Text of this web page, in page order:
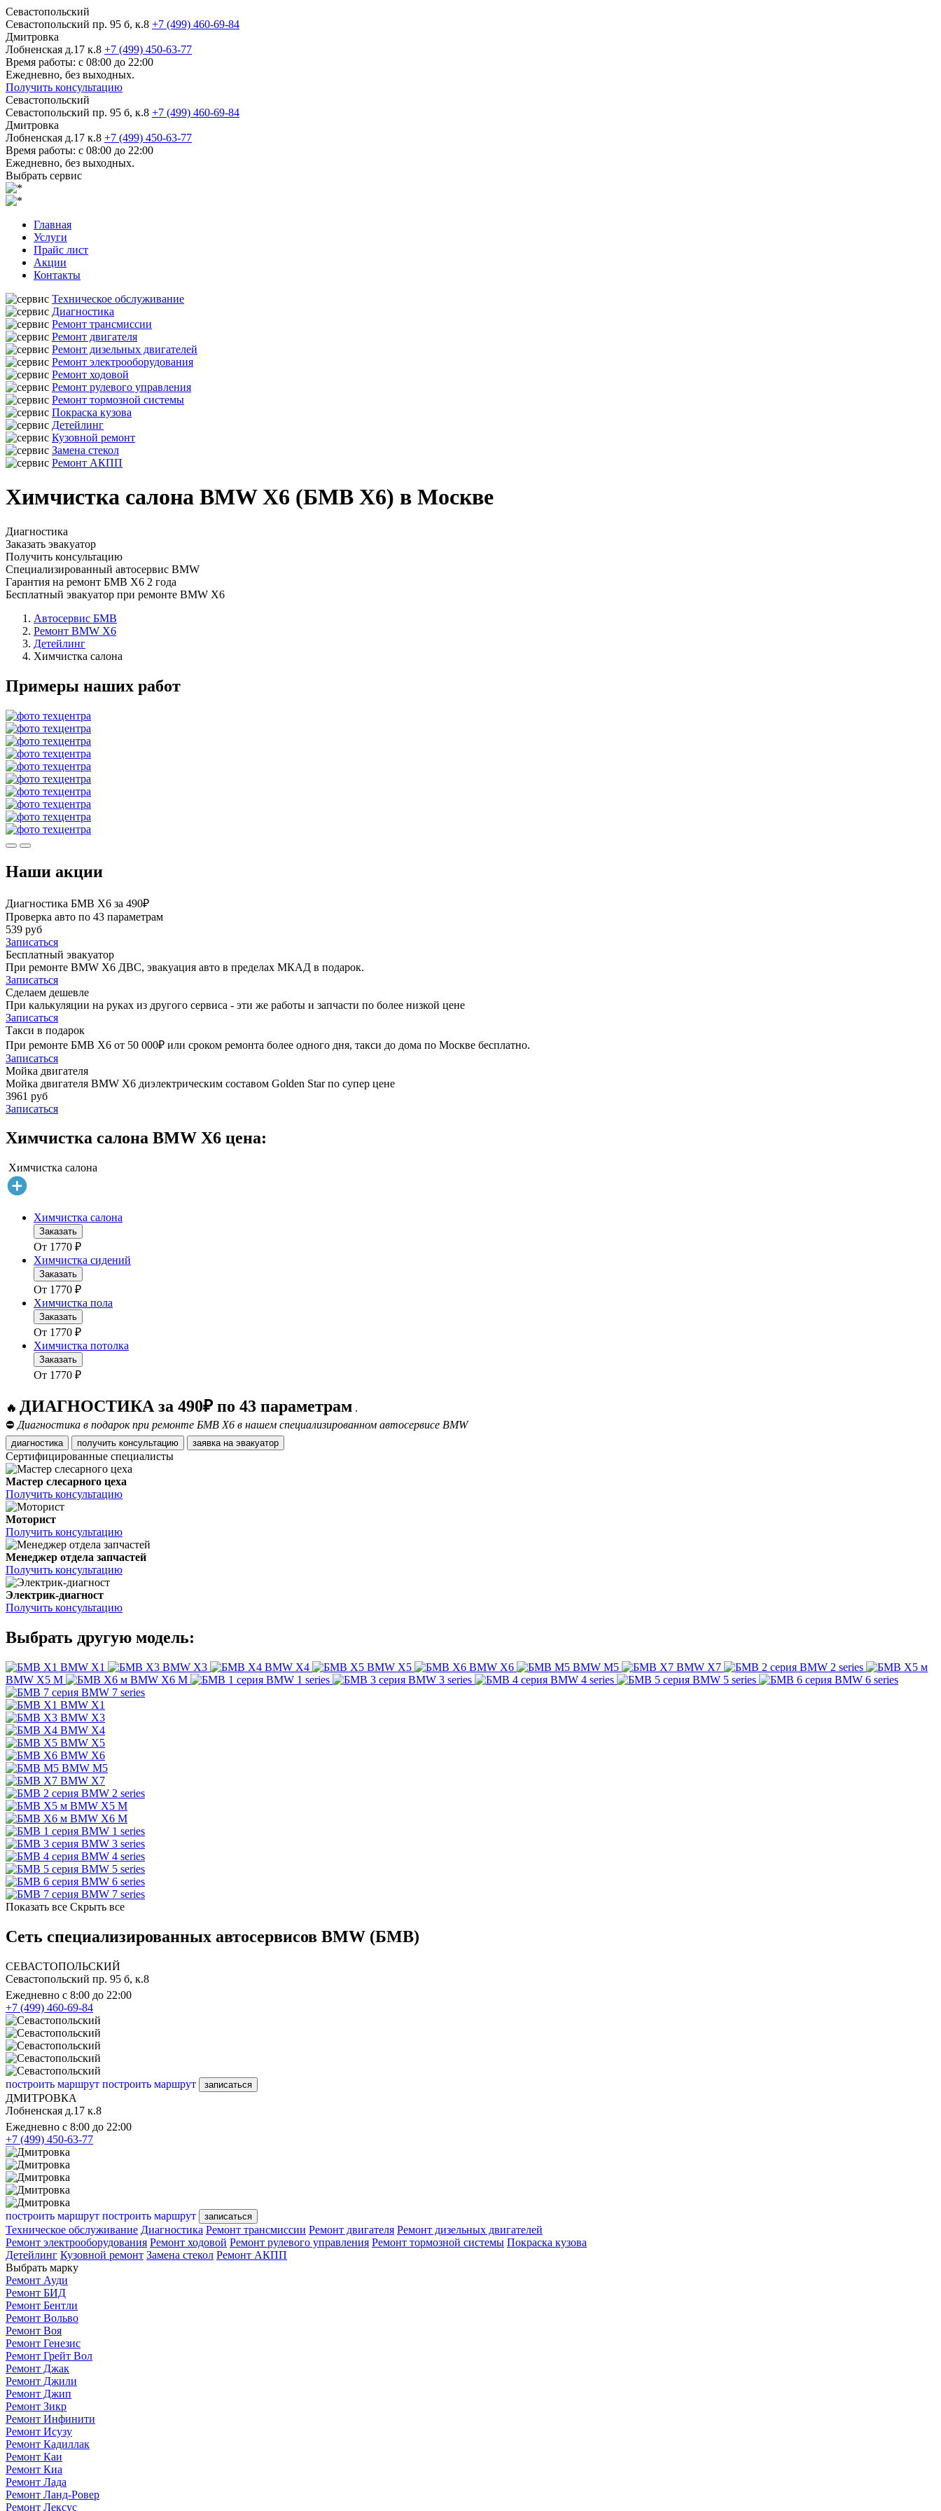
Севастопольский
Севастопольский пр. 95 б, к.8 +7 (499) 460-69-84
Дмитровка
Лобненская д.17 к.8 +7 (499) 450-63-77
Время работы: с 08:00 до 22:00
Ежедневно, без выходных.
Получить консультацию
Севастопольский
Севастопольский пр. 95 б, к.8 +7 (499) 460-69-84
Дмитровка
Лобненская д.17 к.8 +7 (499) 450-63-77
Время работы: с 08:00 до 22:00
Ежедневно, без выходных.
Выбрать сервис
Главная
Услуги
Прайс лист
Акции
Контакты
Техническое обслуживание
Диагностика
Ремонт трансмиссии
Ремонт двигателя
Ремонт дизельных двигателей
Ремонт электрооборудования
Ремонт ходовой
Ремонт рулевого управления
Ремонт тормозной системы
Покраска кузова
Детейлинг
Кузовной ремонт
Замена стекол
Ремонт АКПП
Химчистка салона BMW X6 (БМВ Х6) в Москве
Диагностика
Заказать эвакуатор
Получить консультацию
Специализированный автосервис BMW
Гарантия на ремонт БМВ Х6 2 года
Бесплатный эвакуатор при ремонте BMW X6
Автосервис БМВ
Ремонт BMW X6
Детейлинг
Химчистка салона
Примеры наших работ
Наши акции
Диагностика БМВ Х6 за 490₽
Проверка авто по 43 параметрам
539 руб
Записаться
Бесплатный эвакуатор
При ремонте BMW X6 ДВС, эвакуация авто в пределах МКАД в подарок.
Записаться
Сделаем дешевле
При калькуляции на руках из другого сервиса - эти же работы и запчасти по более низкой цене
Записаться
Такси в подарок
При ремонте БМВ Х6 от 50 000₽ или сроком ремонта более одного дня, такси до дома по Москве бесплатно.
Записаться
Мойка двигателя
Мойка двигателя BMW X6 диэлектрическим составом Golden Star по супер цене
3961 руб
Записаться
Химчистка салона BMW X6 цена:
Химчистка салона
Химчистка салона
Заказать
От 1770 ₽
Химчистка сидений
Заказать
От 1770 ₽
Химчистка пола
Заказать
От 1770 ₽
Химчистка потолка
Заказать
От 1770 ₽
🔥 ДИАГНОСТИКА за 490₽ по 43 параметрам .
⛔ Диагностика в подарок при ремонте БМВ Х6 в нашем специализированном автосервисе BMW
диагностика получить консультацию заявка на эвакуатор
Сертифицированные специалисты
Мастер слесарного цеха
Получить консультацию
Моторист
Получить консультацию
Менеджер отдела запчастей
Получить консультацию
Электрик-диагност
Получить консультацию
Выбрать другую модель:
BMW X1 BMW X3 BMW X4 BMW X5 BMW X6 BMW M5 BMW X7
BMW 2 series
BMW X5 M
BMW X6 M BMW 1 series BMW 3 series BMW 4 series BMW 5 series
BMW 6 series
BMW 7 series
BMW X1
BMW X3
BMW X4
BMW X5
BMW X6
BMW M5
BMW X7
BMW 2 series
BMW X5 M
BMW X6 M
BMW 1 series
BMW 3 series
BMW 4 series
BMW 5 series
BMW 6 series
BMW 7 series
Показать все Скрыть все
Сеть специализированных автосервисов BMW (БМВ)
СЕВАСТОПОЛЬСКИЙ
Севастопольский пр. 95 б, к.8
Ежедневно с 8:00 до 22:00
+7 (499) 460-69-84
построить маршрут построить маршрут записаться
ДМИТРОВКА
Лобненская д.17 к.8
Ежедневно с 8:00 до 22:00
+7 (499) 450-63-77
построить маршрут построить маршрут записаться
Техническое обслуживание Диагностика Ремонт трансмиссии Ремонт двигателя Ремонт дизельных двигателей
Ремонт электрооборудования Ремонт ходовой Ремонт рулевого управления Ремонт тормозной системы Покраска кузова
Детейлинг Кузовной ремонт Замена стекол Ремонт АКПП
Выбрать марку
Ремонт Ауди
Ремонт БИД
Ремонт Бентли
Ремонт Вольво
Ремонт Воя
Ремонт Генезис
Ремонт Грейт Вол
Ремонт Джак
Ремонт Джили
Ремонт Джип
Ремонт Зикр
Ремонт Инфинити
Ремонт Исузу
Ремонт Кадиллак
Ремонт Каи
Ремонт Киа
Ремонт Лада
Ремонт Ланд-Ровер
Ремонт Лексус